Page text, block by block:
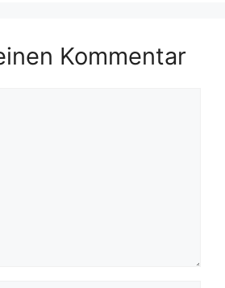
Kommentar